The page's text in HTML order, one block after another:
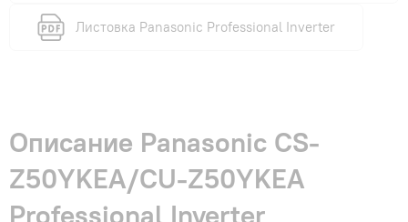
Листовка Panasonic Professional Inverter
Описание Panasonic CS-
Z50YKEA/CU-Z50YKEA
Professional Inverter